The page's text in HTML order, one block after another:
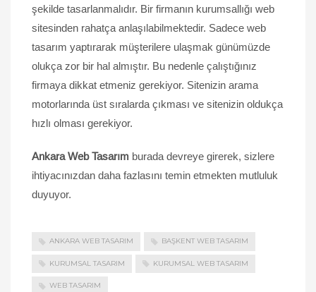
şekilde tasarlanmalıdır. Bir firmanın kurumsallığı web
sitesinden rahatça anlaşılabilmektedir. Sadece web
tasarım yaptırarak müşterilere ulaşmak günümüzde
olukça zor bir hal almıştır. Bu nedenle çalıştığınız
firmaya dikkat etmeniz gerekiyor. Sitenizin arama
motorlarında üst sıralarda çıkması ve sitenizin oldukça
hızlı olması gerekiyor.
Ankara Web Tasarım burada devreye girerek, sizlere
ihtiyacınızdan daha fazlasını temin etmekten mutluluk
duyuyor.
ANKARA WEB TASARIM BAŞKENT WEB TASARIM
KURUMSAL TASARIM KURUMSAL WEB TASARIM
WEB TASARIM